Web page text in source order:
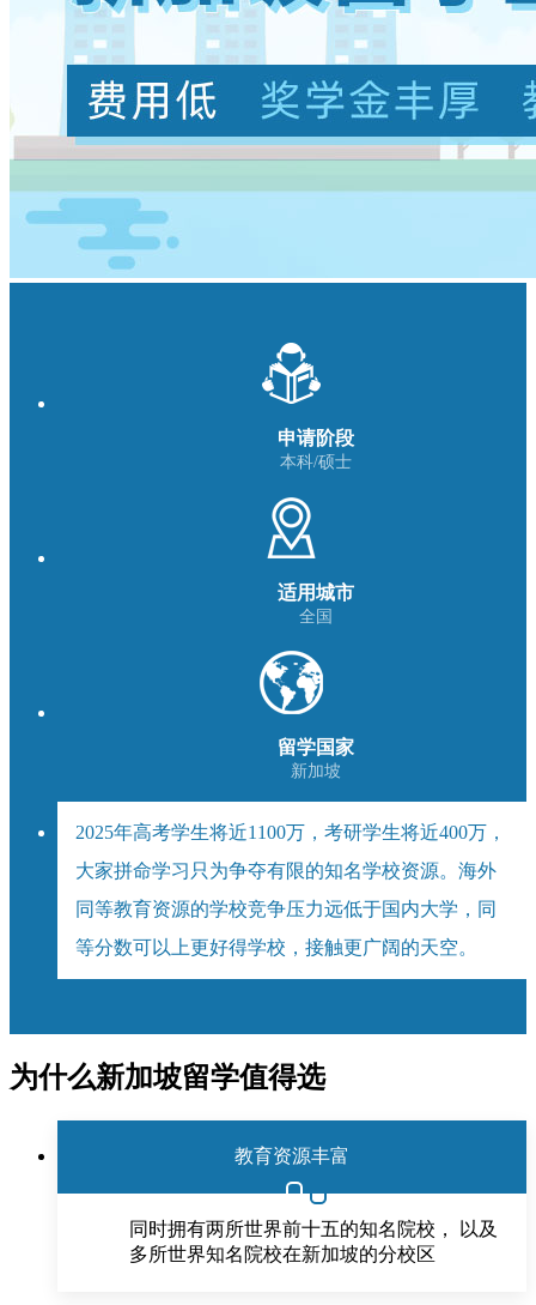
申请阶段
本科/硕士
适用城市
全国
留学国家
新加坡
2025年高考学生将近1100万，考研学生将近400万，
大家拼命学习只为争夺有限的知名学校资源。海外
同等教育资源的学校竞争压力远低于国内大学，同
等分数可以上更好得学校，接触更广阔的天空。
为什么新加坡留学值得选
教育资源丰富
同时拥有两所世界前十五的知名院校， 以及
多所世界知名院校在新加坡的分校区